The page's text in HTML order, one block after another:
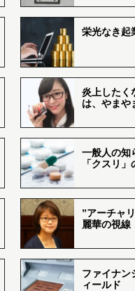
栄光なき起
炎上したく
は、やまや
一般人の知
「クスリ
”アーチャ
麗華の視線
ファイナン
ィールド